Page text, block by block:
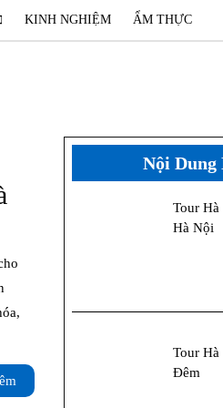
KINH NGHIỆM ẨM THỰC
Xem
thêm
Nội
Tour
Hà Nội
Tour
Đêm